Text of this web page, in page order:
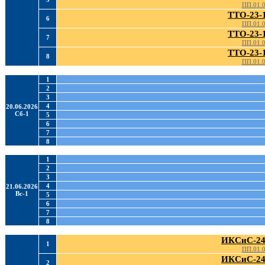
6
ТТО-23-1
7
ТТО-23-1
8
ТТО-23-1
20.06.2026
Сб-1
1
2
3
4
5
6
7
8
21.06.2026
Вс-1
1
2
3
4
5
6
7
8
1 ИКСиС-
2
ИКСиС-